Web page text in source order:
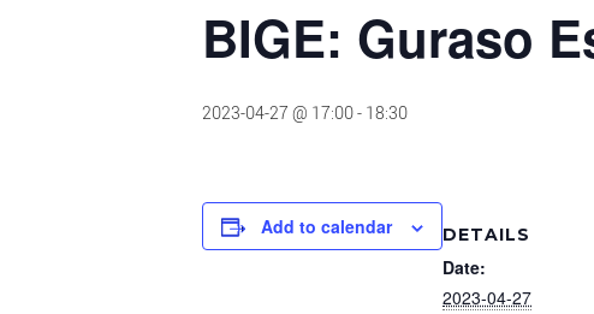
BIGE: Guraso
2023-04-27 @ 17:00- 18:30
Add to calendar DETAILS
Date:
2023-04-27